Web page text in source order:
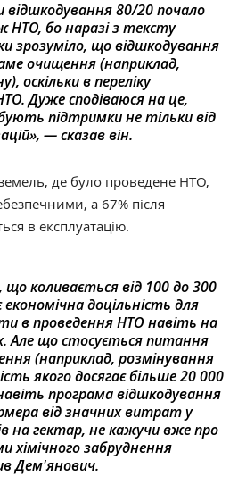
відшкодування 80/20 почало
бо наразі з тексту
зрозуміло, що відшкодування
очищення (наприклад,
оскільки в переліку
Дуже сподіваюся на це,
підтримки не тільки від
— сказав він.
де було проведене НТО,
а 67% після
в експлуатацію.
коливається від 100 до 300
економічна доцільність для
в проведення НТО навіть на
Але що стосується питання
(наприклад, розмінування
якого досягає більше 20 000
програма відшкодування
від значних витрат у
на гектар, не кажучи вже про
хімічного забруднення
Дем'янович.